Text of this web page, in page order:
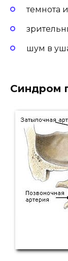
темнота
шум в
Синдром